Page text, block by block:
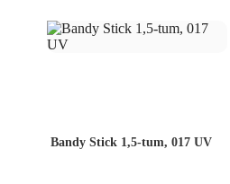
Bandy Stick 1,5-tum, 017 UV